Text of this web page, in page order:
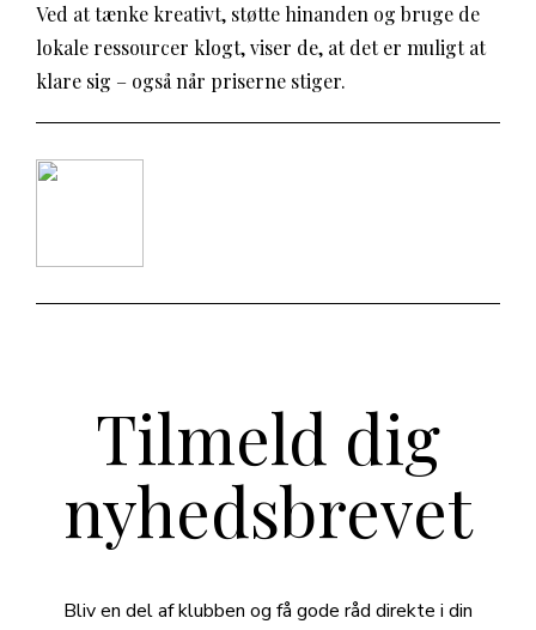
Ved at tænke kreativt, støtte hinanden og bruge de
lokale ressourcer klogt, viser de, at det er muligt at
klare sig – også når priserne stiger.
Tilmeld dig
nyhedsbrevet
Bliv en del af klubben og få gode råd direkte i din